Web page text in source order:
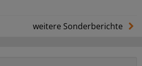
weitere Sonderberichte